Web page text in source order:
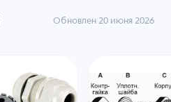
Обновлен 20 июня 2026